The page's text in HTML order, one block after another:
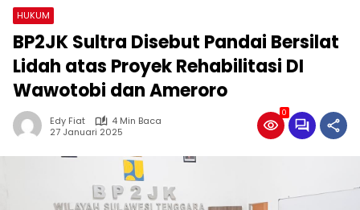
HUKUM
BP2JK Sultra Disebut Pandai Bersilat
Lidah atas Proyek Rehabilitasi DI
Wawotobi dan Ameroro
Edy Fiat
4 Min Baca
27 Januari 2025
0